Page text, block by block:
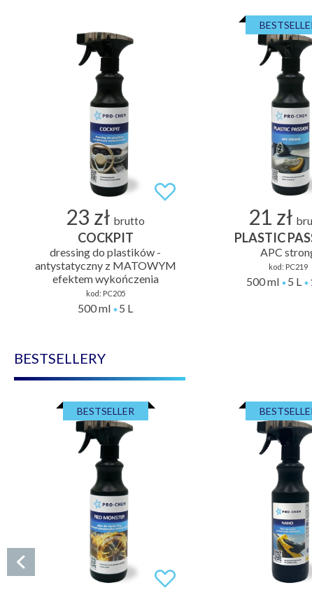
23 zł brutto
COCKPIT
dressing do plastików -
antystatyczny z MATOWYM
efektem wykończenia
kod: PC205
500 ml 5 L
21 zł
PLASTIC
APC
kod: PC219
500 ml 5 L
BESTSELLERY
BESTSELLER